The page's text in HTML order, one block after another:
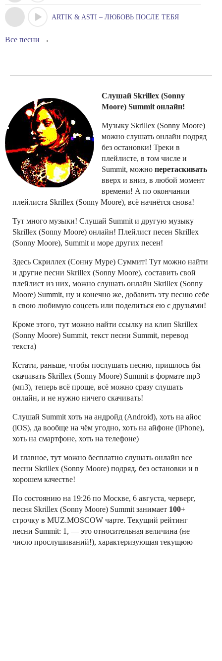
ARTIK & ASTI – ЛЮБОВЬ ПОСЛЕ ТЕБЯ
Все песни →
Слушай Skrillex (Sonny
Moore) Summit онлайн!
Музыку Skrillex (Sonny Moore)
можно слушать онлайн подряд
без остановки! Треки в
плейлисте, в том числе и
Summit, можно перетаскивать
вверх и вниз, в любой момент
времени! А по окончании
плейлиста Skrillex (Sonny Moore), всё начнётся снова!
Тут много музыки! Слушай Summit и другую музыку
Skrillex (Sonny Moore) онлайн! Плейлист песен Skrillex
(Sonny Moore), Summit и море других песен!
Здесь Скриллеx (Сонну Муре) Суммит! Тут можно найти
и другие песни Skrillex (Sonny Moore), составить свой
плейлист из них, можно слушать онлайн Skrillex (Sonny
Moore) Summit, ну и конечно же, добавить эту песню себе
в свою любимую соцсеть или поделиться ею с друзьями!
Кроме этого, тут можно найти ссылку на клип Skrillex
(Sonny Moore) Summit, текст песни Summit, перевод
текста)
Кстати, раньше, чтобы послушать песню, пришлось бы
скачивать Skrillex (Sonny Moore) Summit в формате mp3
(мп3), теперь всё проще, всё можно сразу слушать
онлайн, и не нужно ничего скачивать!
Слушай Summit хоть на андройд (Android), хоть на айос
(iOS), да вообще на чём угодно, хоть на айфоне (iPhone),
хоть на смартфоне, хоть на телефоне)
И главное, тут можно бесплатно слушать онлайн все
песни Skrillex (Sonny Moore) подряд, без остановки и в
хорошем качестве!
По состоянию на 19:26 по Москве, 6 августа, черверг,
песня Skrillex (Sonny Moore) Summit занимает 100+
строчку в MUZ.MOSCOW чарте. Текущий рейтинг
песни Summit: 1, — это относительная величина (не
число прослушиваний!), характеризующая текущюю